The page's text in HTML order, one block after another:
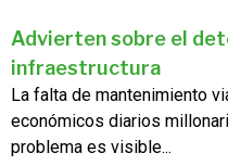
Advierten sobre el
infraestructura
La falta de mantenimiento
económicos diarios
problema es visible...